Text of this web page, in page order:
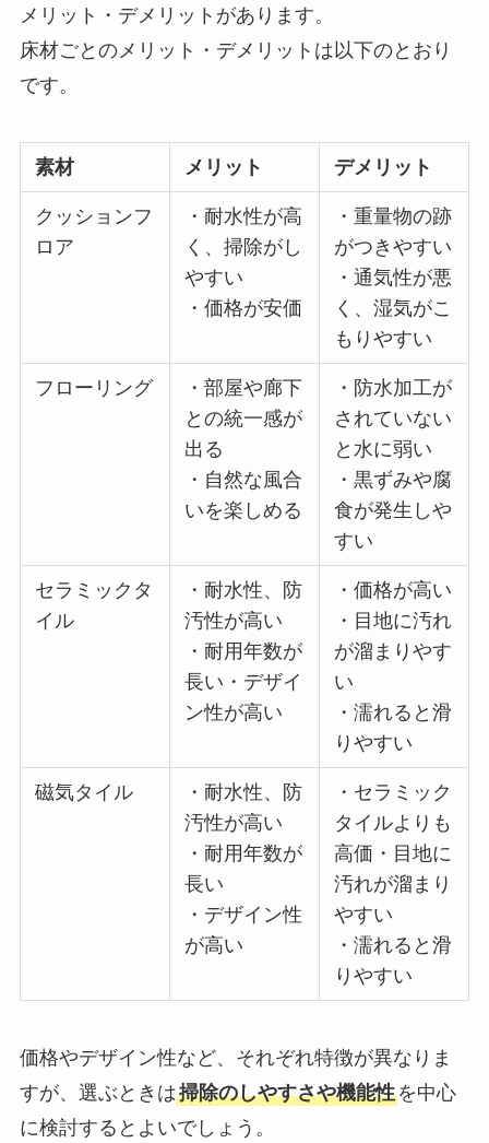
メリット・デメリットがあります。
床材ごとのメリット・デメリットは以下のとおり
です。
素材 メリット デメリット
クッションフ
ロア
・耐水性が高
く、掃除がし
やすい
・価格が安価
・重量物の跡
がつきやすい
・通気性が悪
く、湿気がこ
もりやすい
フローリング
・部屋や廊下
との統一感が
出る
・自然な風合
いを楽しめる
・防水加工が
されていない
と水に弱い
・黒ずみや腐
食が発生しや
すい
セラミックタ
イル
・耐水性、防
汚性が高い
・耐用年数が
長い・デザイ
ン性が高い
・価格が高い
・目地に汚れ
が溜まりやす
い
・濡れると滑
りやすい
磁気タイル
・耐水性、防
汚性が高い
・耐用年数が
長い
・デザイン性
が高い
・セラミック
タイルよりも
高価・目地に
汚れが溜まり
やすい
・濡れると滑
りやすい
価格やデザイン性など、それぞれ特徴が異なりま
すが、選ぶときは掃除のしやすさや機能性を中心
に検討するとよいでしょう。